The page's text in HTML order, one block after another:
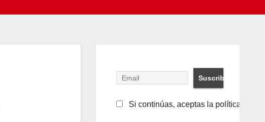
Si continúas, aceptas la política de